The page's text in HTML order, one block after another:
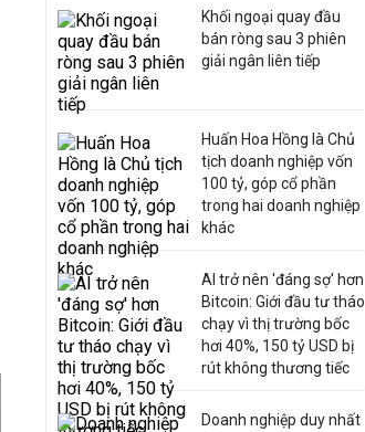
Khối ngoại quay đầu
bán ròng sau 3 phiên
giải ngân liên tiếp
Huấn Hoa Hồng là Chủ
tịch doanh nghiệp vốn
100 tỷ, góp cổ phần
trong hai doanh nghiệp
khác
AI trở nên 'đáng sợ' hơn
Bitcoin: Giới đầu tư tháo
chạy vì thị trường bốc
hơi 40%, 150 tỷ USD bị
rút không thương tiếc
Doanh nghiệp duy nhất